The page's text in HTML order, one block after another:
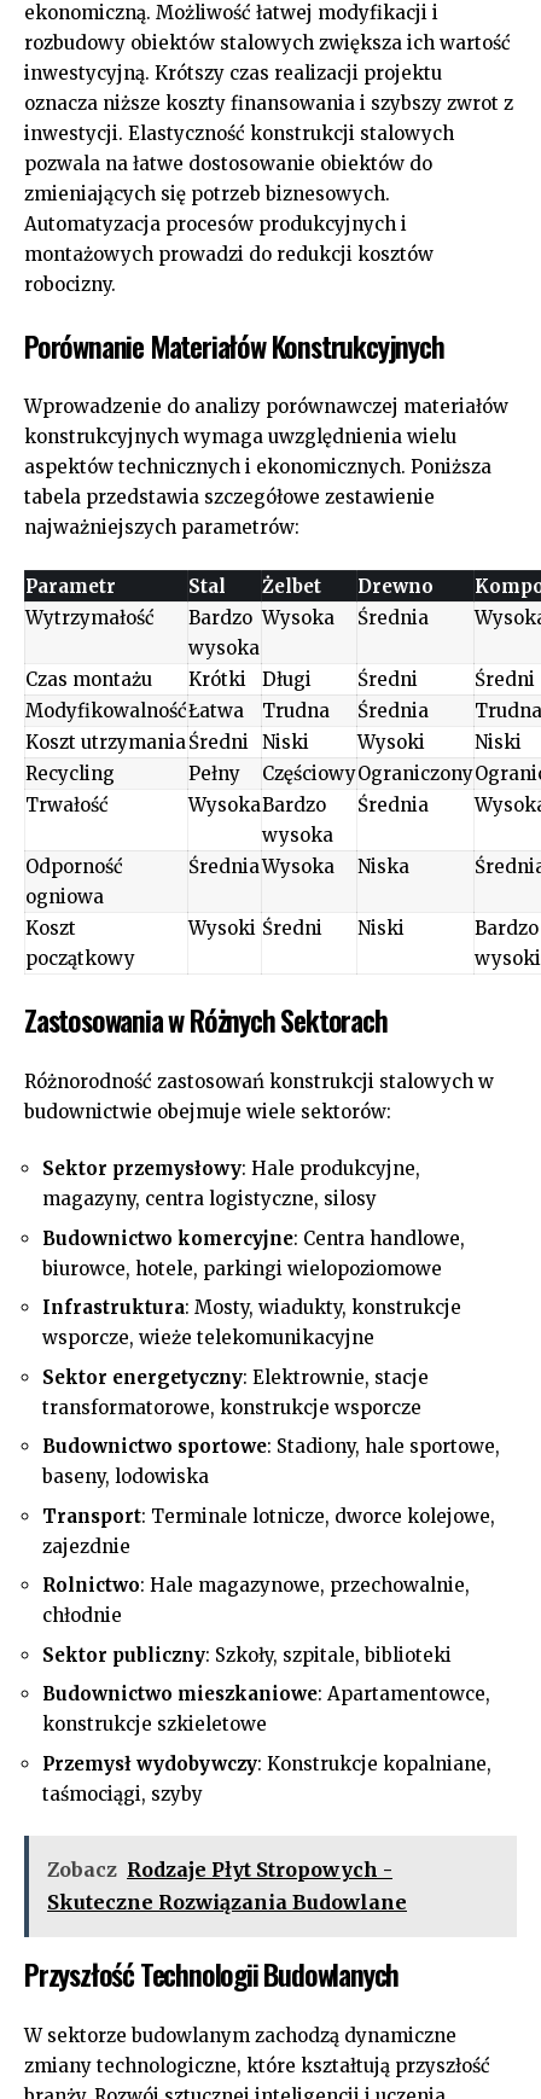
ekonomiczną. Możliwość łatwej modyfikacji i
rozbudowy obiektów stalowych zwiększa ich wartość
inwestycyjną. Krótszy czas realizacji projektu
oznacza niższe koszty finansowania i szybszy zwrot z
inwestycji. Elastyczność konstrukcji stalowych
pozwala na łatwe dostosowanie obiektów do
zmieniających się potrzeb biznesowych.
Automatyzacja procesów produkcyjnych i
montażowych prowadzi do redukcji kosztów
robocizny.
Porównanie Materiałów Konstrukcyjnych
Wprowadzenie do analizy porównawczej materiałów
konstrukcyjnych wymaga uwzględnienia wielu
aspektów technicznych i ekonomicznych. Poniższa
tabela przedstawia szczegółowe zestawienie
najważniejszych parametrów:
Parametr Stal Żelbet Drewno
Wytrzymałość
Bardzo
wysoka
Wysoka Średnia
Czas montażu Krótki Długi Średni
Średni
ModyfikowalnośćŁatwa Trudna Średnia
Trudna
Koszt utrzymaniaŚredni Niski Wysoki
Niski
Recycling
Pełny CzęściowyOgraniczony
Trwałość
WysokaBardzo
wysoka
Średnia
Odporność
ogniowa
ŚredniaWysoka Niska
Koszt
początkowy
Wysoki Średni Niski
Bardzo
wysoki
Zastosowania w Różnych Sektorach
Różnorodność zastosowań konstrukcji stalowych w
budownictwie obejmuje wiele sektorów:
Sektor przemysłowy: Hale produkcyjne,
magazyny, centra logistyczne, silosy
Budownictwo komercyjne: Centra handlowe,
biurowce, hotele, parkingi wielopoziomowe
Infrastruktura: Mosty, wiadukty, konstrukcje
wsporcze, wieże telekomunikacyjne
Sektor energetyczny: Elektrownie, stacje
transformatorowe, konstrukcje wsporcze
Budownictwo sportowe: Stadiony, hale sportowe,
baseny, lodowiska
Transport: Terminale lotnicze, dworce kolejowe,
zajezdnie
Rolnictwo: Hale magazynowe, przechowalnie,
chłodnie
Sektor publiczny: Szkoły, szpitale, biblioteki
Budownictwo mieszkaniowe: Apartamentowce,
konstrukcje szkieletowe
Przemysł wydobywczy: Konstrukcje kopalniane,
taśmociągi, szyby
Zobacz Rodzaje Płyt Stropowych -
Skuteczne Rozwiązania Budowlane
Przyszłość Technologii Budowlanych
W sektorze budowlanym zachodzą dynamiczne
zmiany technologiczne, które kształtują przyszłość